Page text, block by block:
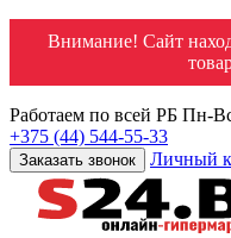
Внимание! Сайт
Работаем по всей РБ Пн-
+375 (44) 544-55-33
Заказать звонок Личный